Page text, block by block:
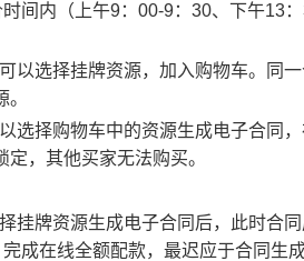
间内（上午9：00-9：30、下午13
以选择挂牌资源，加入购物车。同
选择购物车中的资源生成电子合同
定，其他买家无法购买。
挂牌资源生成电子合同后，此时合
完成在线全额配款，最迟应于合同